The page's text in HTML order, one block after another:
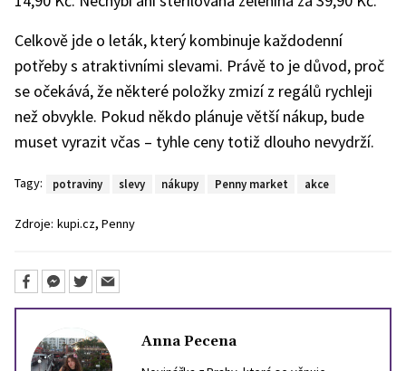
Celkově jde o leták, který kombinuje každodenní
potřeby s atraktivními slevami. Právě to je důvod, proč
se očekává, že některé položky zmizí z regálů rychleji
než obvykle. Pokud někdo plánuje větší nákup, bude
muset vyrazit včas – tyhle ceny totiž dlouho nevydrží.
Tagy: potraviny slevy nákupy Penny market akce
Zdroje: kupi.cz, Penny
Anna Pecena